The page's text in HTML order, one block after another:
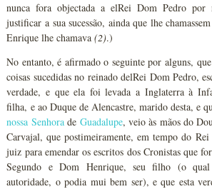
nunca fora objectada a elRei Dom Pedro por
justificar a sua sucessão, ainda que lhe
Enrique lhe chamava(2).)
No entanto, é afirmado o seguinte por alguns,
coisas sucedidas no reinado delRei Dom Pedro,
verdade, e que ela foi levada a Inglaterra à
filha, e ao Duque de Alencastre, marido desta, e
nossa Senhorade Guadalupe, veio às mãos do
Carvajal, que postimeiramente, em tempo do
juiz para emendar os escritos dos Cronistas que
Segundo e Dom Henrique, seu filho (o
autoridade, o podia mui bem ser), e que esta